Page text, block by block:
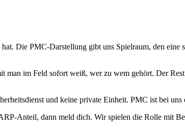
Die PMC-Darstellung gibt uns Spielraum, den
im Feld sofort weiß, wer zu wem gehört. Der
und keine private Einheit. PMC ist bei
Anteil, dann meld dich. Wir spielen die Rolle mit